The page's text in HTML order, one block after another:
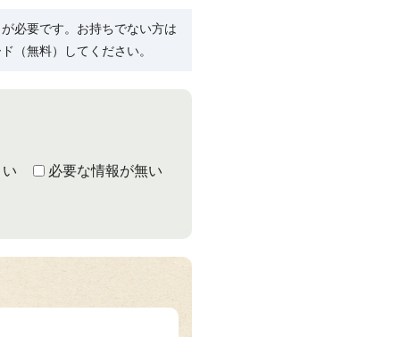
必要です。お持ちでない方は
（無料）してください。
必要な情報が無い